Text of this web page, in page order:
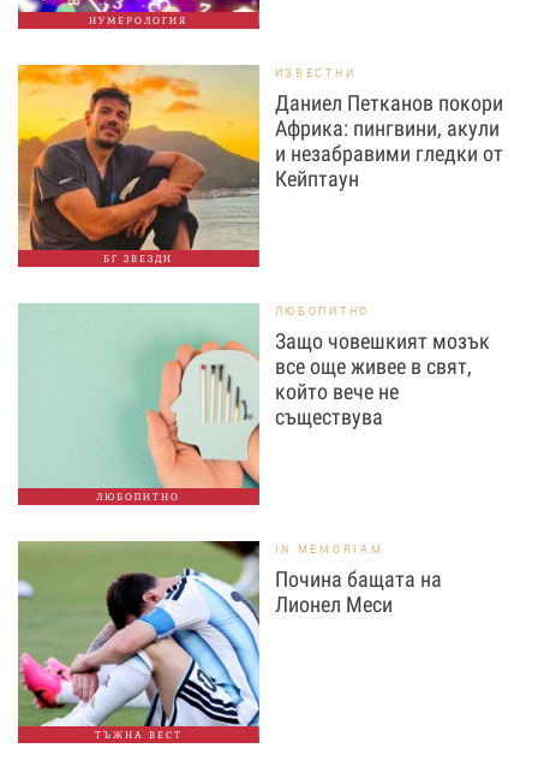
НУМЕРОЛОГИЯ
БГ ЗВЕЗДИ
ИЗВЕСТНИ
Даниел Петканов покори
Африка: пингвини, акули
и незабравими гледки от
Кейптаун
ЛЮБОПИТНО
ЛЮБОПИТНО
Защо човешкият мозък
все още живее в свят,
който вече не
съществува
ТЪЖНА ВЕСТ
IN MEMORIAM
Почина бащата на
Лионел Меси